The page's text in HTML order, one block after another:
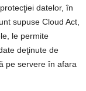
datelor, în
supuse Cloud Act,
le permite
deţinute de
pe servere în afara